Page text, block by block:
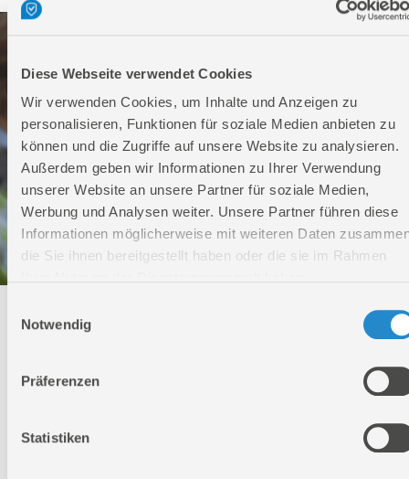
Diese Webseite verwendet Cookies
Wir verwenden Cookies, um Inhalte und Anzeigen zu
personalisieren, Funktionen für soziale Medien anbieten zu
können und die Zugriffe auf unsere Website zu analysieren.
Außerdem geben wir Informationen zu Ihrer Verwendung
unserer Website an unsere Partner für soziale Medien,
Werbung und Analysen weiter. Unsere Partner führen diese
Informationen möglicherweise mit weiteren Daten
die Sie ihnen bereitgestellt haben oder die sie im Rahmen
Notwendig
Präferenzen
Statistiken
Technischer Service
Montag - Freitag
Geschlossen